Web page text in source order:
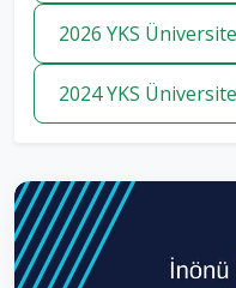
2026 YKS
2024 YKS